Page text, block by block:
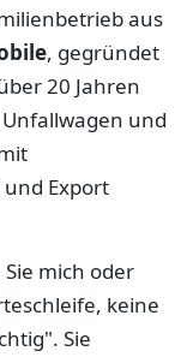
aus
, gegründet
20 Jahren
und
Export
mich oder
keine
Sie